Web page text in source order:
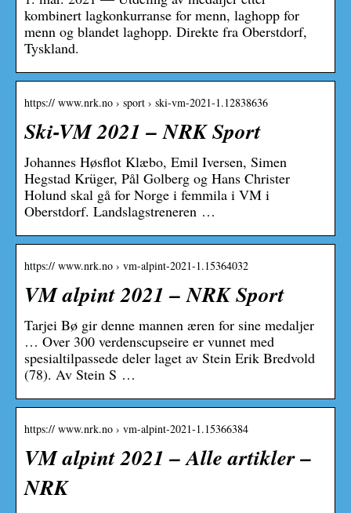
kombinert lagkonkurranse for menn, laghopp for
menn og blandet laghopp. Direkte fra Oberstdorf,
Tyskland.
https:// www.nrk.no › sport › ski-vm-2021-1.12838636
Ski-VM 2021 – NRK Sport
Johannes Høsflot Klæbo, Emil Iversen, Simen
Hegstad Krüger, Pål Golberg og Hans Christer
Holund skal gå for Norge i femmila i VM i
Oberstdorf. Landslagstreneren …
https:// www.nrk.no › vm-alpint-2021-1.15364032
VM alpint 2021 – NRK Sport
Tarjei Bø gir denne mannen æren for sine medaljer
… Over 300 verdenscupseire er vunnet med
spesialtilpassede deler laget av Stein Erik Bredvold
(78). Av Stein S …
https:// www.nrk.no › vm-alpint-2021-1.15366384
VM alpint 2021 – Alle artikler –
NRK